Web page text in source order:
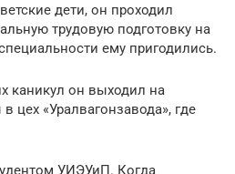
дети, он проходил
трудовую подготовку на
ему пригодились.
каникул он выходил на
цех «Уралвагонзавода», где
УИЭУиП. Когда